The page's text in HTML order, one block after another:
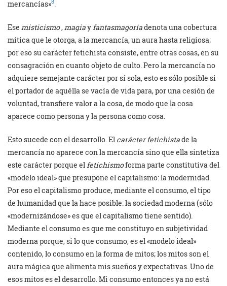
mercancías»8
Ese misticismo, magiay fantasmagoríadenota una cobertura
mítica que le otorga, a la mercancía, un aura hasta religiosa;
por eso su carácter fetichista consiste, entre otras cosas, en su
consagración en cuanto objeto de culto. Pero la mercancía no
adquiere semejante carácter por sí sola, esto es sólo posible si
el portador de aquélla se vacía de vida para, por una cesión de
voluntad, transfiere valor a la cosa, de modo que la cosa
aparece como persona y la persona como cosa.
Esto sucede con el desarrollo. El carácter fetichistade la
mercancía no aparece con la mercancía sino que ella sintetiza
este carácter porque el fetichismoforma parte constitutiva del
«modelo ideal» que presupone el capitalismo: la modernidad.
Por eso el capitalismo produce, mediante el consumo, el tipo
de humanidad que la hace posible: la sociedad moderna (sólo
«modernizándose» es que el capitalismo tiene sentido).
Mediante el consumo es que me constituyo en subjetividad
moderna porque, si lo que consumo, es el «modelo ideal»
contenido, lo consumo en la forma de mitos; los mitos son el
aura mágica que alimenta mis sueños y expectativas. Uno de
esos mitos es el desarrollo. Mi consumo entonces ya no está